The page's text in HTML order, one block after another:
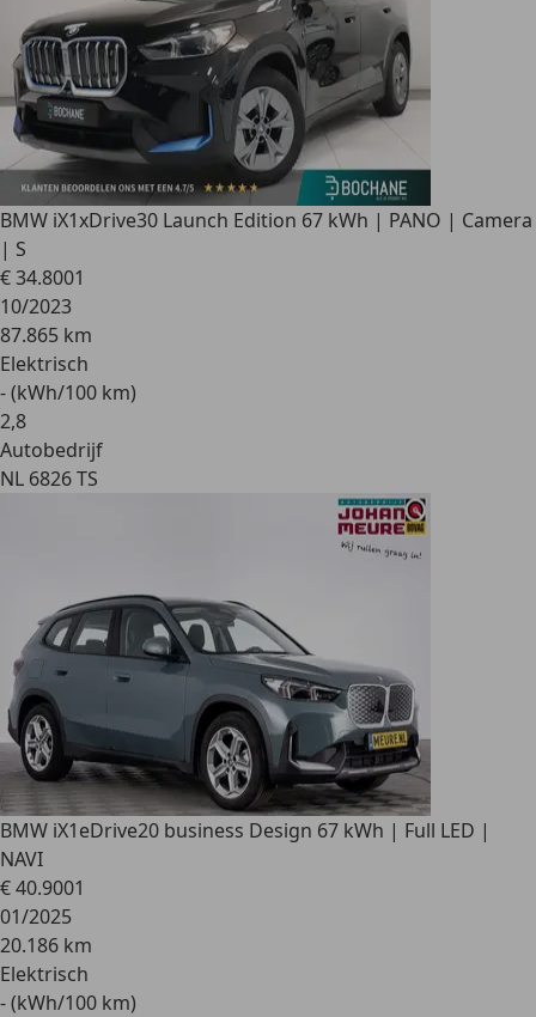
BMW iX1xDrive30 Launch Edition 67 kWh | PANO | Camera
| S
€ 34.8001
10/2023
87.865 km
Elektrisch
- (kWh/100 km)
2,8
Autobedrijf
NL 6826 TS
BMW iX1eDrive20 business Design 67 kWh | Full LED |
NAVI
€ 40.9001
01/2025
20.186 km
Elektrisch
- (kWh/100 km)